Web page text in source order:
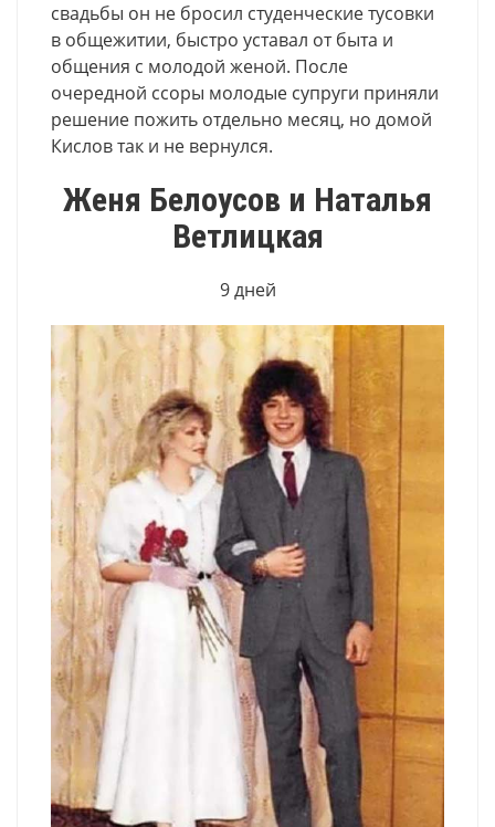
свадьбы он не бросил студенческие тусовки
в общежитии, быстро уставал от быта и
общения с молодой женой. После
очередной ссоры молодые супруги приняли
решение пожить отдельно месяц, но домой
Кислов так и не вернулся.
Женя Белоусов и Наталья
Ветлицкая
9 дней